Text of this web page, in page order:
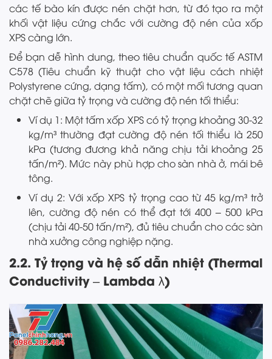
các tế bào kín được nén chặt hơn, từ đó tạo ra một
khối vật liệu cứng chắc với cường độ nén của xốp
XPS càng lớn.
Để bạn dễ hình dung, theo tiêu chuẩn quốc tế ASTM
C578 (Tiêu chuẩn kỹ thuật cho vật liệu cách nhiệt
Polystyrene cứng, dạng tấm), có một mối tương quan
chặt chẽ giữa tỷ trọng và cường độ nén tối thiểu:
Ví dụ 1: Một tấm xốp XPS có tỷ trọng khoảng 30-32
kg/m³ thường đạt cường độ nén tối thiểu là 250
kPa (tương đương khả năng chịu tải khoảng 25
tấn/m²). Mức này phù hợp cho sàn nhà ở, mái bê
tông.
Ví dụ 2: Với xốp XPS tỷ trọng cao từ 45 kg/m³ trở
lên, cường độ nén có thể đạt tới 400 – 500 kPa
(chịu tải 40-50 tấn/m²), đủ tiêu chuẩn cho các sàn
nhà xưởng công nghiệp nặng.
2.2. Tỷ trọng và hệ số dẫn nhiệt (Thermal
Conductivity – Lambda λ)